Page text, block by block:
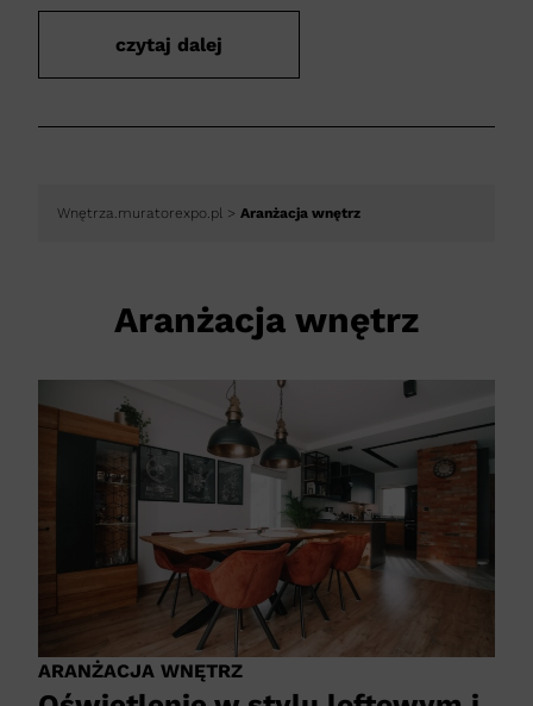
czytaj dalej
Wnętrza.muratorexpo.pl > Aranżacja wnętrz
Aranżacja wnętrz
ARANŻACJA WNĘTRZ